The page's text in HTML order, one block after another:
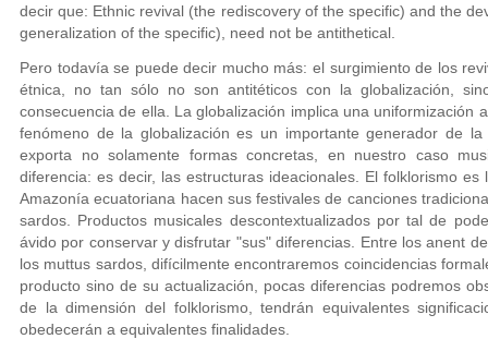
decir que: Ethnic revival (the rediscovery of the specific) and the
generalization of the specific), need not be antithetical.
Pero todavía se puede decir mucho más: el surgimiento de los
étnica, no tan sólo no son antitéticos con la globalización,
consecuencia de ella. La globalización implica una uniformización
fenómeno de la globalización es un importante generador de la
exporta no solamente formas concretas, en nuestro caso
diferencia: es decir, las estructuras ideacionales. El folklorismo
Amazonía ecuatoriana hacen sus festivales de canciones
sardos. Productos musicales descontextualizados por tal de
ávido por conservar y disfrutar "sus" diferencias. Entre los anent
los muttus sardos, difícilmente encontraremos coincidencias
producto sino de su actualización, pocas diferencias podremos
de la dimensión del folklorismo, tendrán equivalentes
obedecerán a equivalentes finalidades.